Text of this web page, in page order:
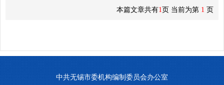
本篇文章共有1页 当前为第 1 页
中共无锡市委机构编制委员会办公室